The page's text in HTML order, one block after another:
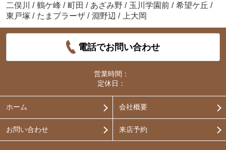
二俣川
/ 鶴ケ峰 / 町田 / あざみ野 / 玉川学園前 / 希望ケ丘 /
東戸塚 / たまプラーザ / 淵野辺 / 上大岡
電話でお問い合わせ
営業時間：
定休日：
ホーム 会社概要
お問い合わせ 来店予約